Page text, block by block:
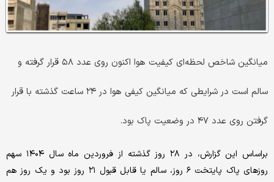
میانگین شاخص لحظه‌ای کیفیت هوا اکنون روی عدد ۵۸ قرار گرفته و
سالم است در شرایطی که میانگین کیفی هوا در ۲۴ ساعت گذشته با قرار
گرفتن روی عدد ۴۷ در وضعیت پاک بود.
براساس این گزارش، در ۲۸ روز گذشته از فروردین ماه سال ۱۴۰۴ سهم
روزهای پاک پایتخت ۶ روز، سالم یا قابل قبول ۲۱ روز بود و یک روز هم